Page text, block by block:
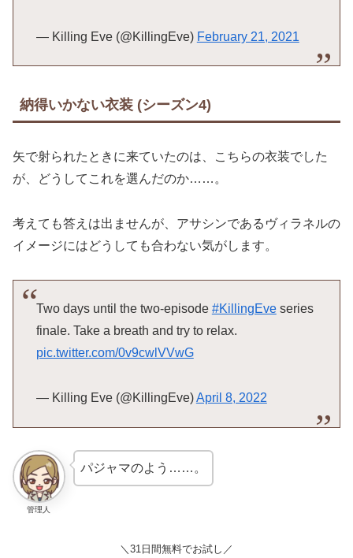
— Killing Eve (@KillingEve) February 21, 2021
納得いかない衣装 (シーズン4)
矢で射られたときに来ていたのは、こちらの衣装でした
が、どうしてこれを選んだのか……。
考えても答えは出ませんが、アサシンであるヴィラネルの
イメージにはどうしても合わない気がします。
Two days until the two-episode #KillingEveseries
finale. Take a breath and try to relax.
pic.twitter.com/0v9cwlVVwG
— Killing Eve (@KillingEve)April 8, 2022
管理人
パジャマのよう……。
＼31日間無料でお試し／